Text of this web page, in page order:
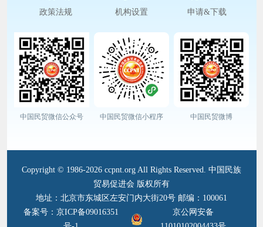
政策法规
机构设置 申请&下载
中国民贸微信公众号 中国民贸微信小程序 中国民贸微博
Copyright © 1986-2026 ccpnt.org All Rights Reserved. 中国民族
贸易促进会 版权所有
地址：北京市东城区左安门内大街20号 邮编：100061
备案号：京ICP备09016351
京公网安备